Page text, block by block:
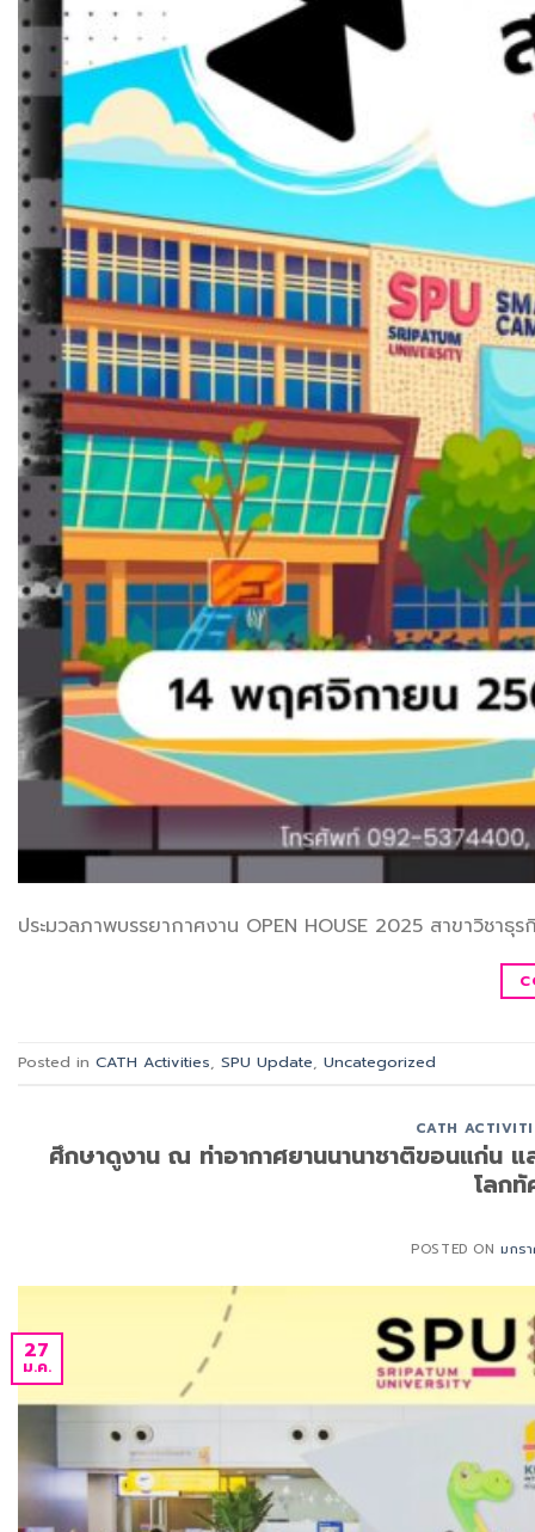
ประมวลภาพบรรยากาศงาน OPEN HOUSE 2025 สาขาวิชาธุ
Posted in CATH Activities, SPU Update, Uncategorized
CATH
ศึกษาดูงาน ณ ท่าอากาศยานนานาชาติขอนแก่น แ
โลก
POSTED ON มกร
27
ม.ค.